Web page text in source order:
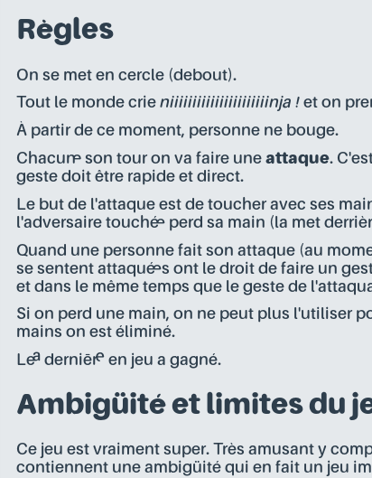
Règles
On se met en cercle (debout).
Tout le monde crie niiiiiiiiiiiiiiiiiiiiiinja ! et on
À partir de ce moment, personne ne bouge.
Chacun·e son tour on va faire une attaque.
geste doit être rapide et direct.
Le but de l'attaque est de toucher avec ses
l'adversaire touché·e perd sa main (la met
Quand une personne fait son attaque (au
se sentent attaqué·es ont le droit de faire un
et dans le même temps que le geste de
Si on perd une main, on ne peut plus l'utiliser
mains on est éliminé.
Le·a dernièr·e en jeu a gagné.
Ambigüité et limites du
Ce jeu est vraiment super. Très amusant y
contiennent une ambigüité qui en fait un jeu